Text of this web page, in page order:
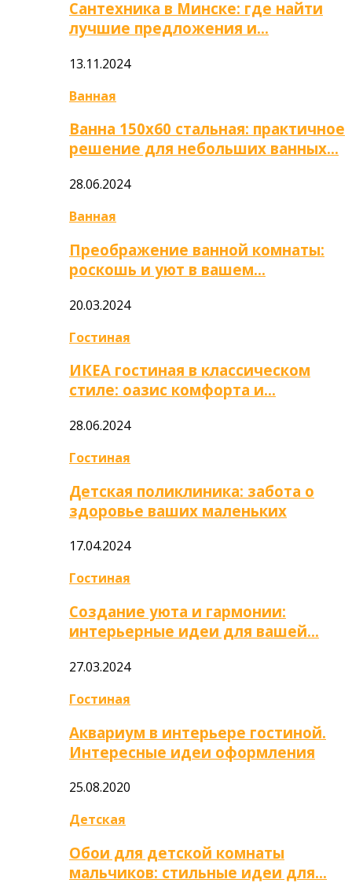
Сантехника в Минске: где найти
лучшие предложения и…
13.11.2024
Ванная
Ванна 150х60 стальная: практичное
решение для небольших ванных…
28.06.2024
Ванная
Преображение ванной комнаты:
роскошь и уют в вашем…
20.03.2024
Гостиная
ИКЕА гостиная в классическом
стиле: оазис комфорта и…
28.06.2024
Гостиная
Детская поликлиника: забота о
здоровье ваших маленьких
17.04.2024
Гостиная
Создание уюта и гармонии:
интерьерные идеи для вашей…
27.03.2024
Гостиная
Аквариум в интерьере гостиной.
Интересные идеи оформления
25.08.2020
Детская
Обои для детской комнаты
мальчиков: стильные идеи для…